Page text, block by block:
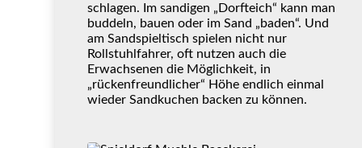
schlagen. Im sandigen „Dorfteich“ kann man
buddeln, bauen oder im Sand „baden“. Und
am Sandspieltisch spielen nicht nur
Rollstuhlfahrer, oft nutzen auch die
Erwachsenen die Möglichkeit, in
„rückenfreundlicher“ Höhe endlich einmal
wieder Sandkuchen backen zu können.